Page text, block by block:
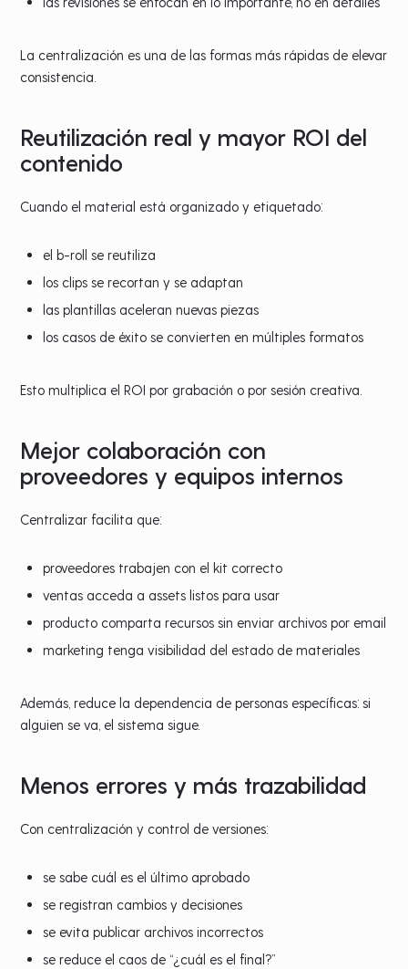
La centralización es una de las formas más rápidas de elevar
consistencia.
Reutilización real y mayor ROI del
contenido
Cuando el material está organizado y etiquetado:
el b-roll se reutiliza
los clips se recortan y se adaptan
las plantillas aceleran nuevas piezas
los casos de éxito se convierten en múltiples formatos
Esto multiplica el ROI por grabación o por sesión creativa.
Mejor colaboración con
proveedores y equipos internos
Centralizar facilita que:
proveedores trabajen con el kit correcto
ventas acceda a assets listos para usar
producto comparta recursos sin enviar archivos por email
marketing tenga visibilidad del estado de materiales
Además, reduce la dependencia de personas específicas: si
alguien se va, el sistema sigue.
Menos errores y más trazabilidad
Con centralización y control de versiones:
se sabe cuál es el último aprobado
se registran cambios y decisiones
se evita publicar archivos incorrectos
se reduce el caos de “¿cuál es el final?”